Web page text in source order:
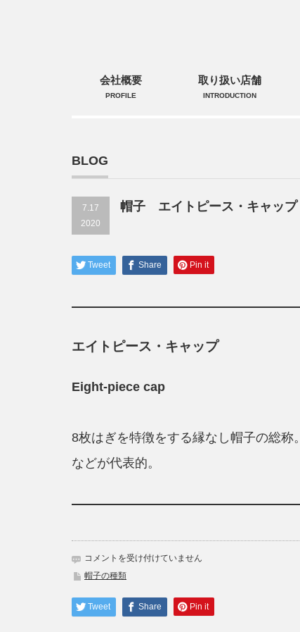
会社概要
PROFILE
取り扱い店舗
INTRODUCTION
BLOG
7.17
2020
帽子 エイトピース・キャップ
Tweet Share Pin it
エイトピース・キャップ
Eight-piece cap
8枚はぎを特徴をする縁なし帽子の総
などが代表的。
帽
子
イ
ト
コメントを受け付けていません
帽子の種類
Tweet Share Pin it